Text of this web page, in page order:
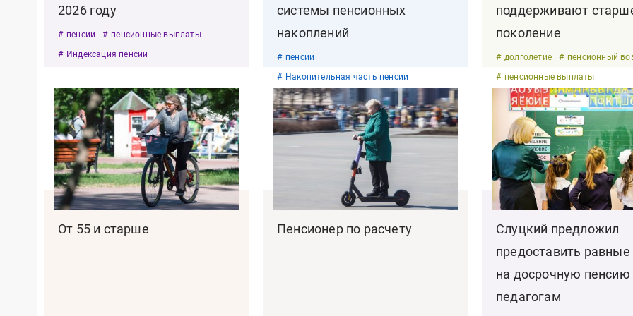
2026 году
пенсии
пенсионные выплаты
Индексация пенсии
системы пенсионных
накоплений
пенсии
Накопительная часть пенсии
поддерживают
поколение
долголетие
пенсионный
пенсионные выплаты
От 55 и старше Пенсионер по расчету
Слуцкий предложил
предоставить равные
на досрочную пенсию
педагогам